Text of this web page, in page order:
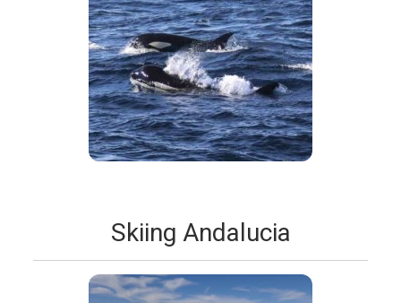
Skiing Andalucia